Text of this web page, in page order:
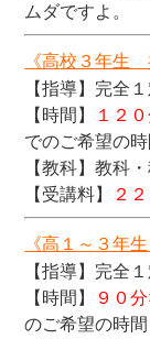
ムダですよ。
《高校３年生
【指導】完全
【時間】
１２
でのご希望の時
【教科】教科
【受講料】
２
《高１～３年
【指導】完全
【時間】
９０
のご希望の時間